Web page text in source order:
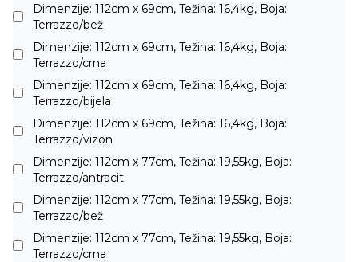
Dimenzije: 112cm x 69cm, Težina: 16,4kg, Boja:
Terrazzo/bež
Dimenzije: 112cm x 69cm, Težina: 16,4kg, Boja:
Terrazzo/crna
Dimenzije: 112cm x 69cm, Težina: 16,4kg, Boja:
Terrazzo/bijela
Dimenzije: 112cm x 69cm, Težina: 16,4kg, Boja:
Terrazzo/vizon
Dimenzije: 112cm x 77cm, Težina: 19,55kg, Boja:
Terrazzo/antracit
Dimenzije: 112cm x 77cm, Težina: 19,55kg, Boja:
Terrazzo/bež
Dimenzije: 112cm x 77cm, Težina: 19,55kg, Boja:
Terrazzo/crna